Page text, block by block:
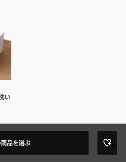
い
品を選ぶ